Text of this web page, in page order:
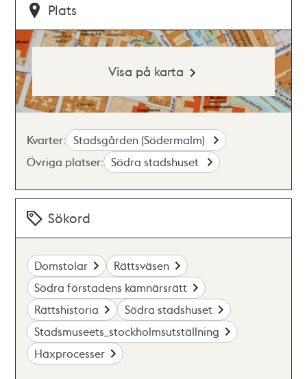
Plats
Visa på karta
Kvarter: Stadsgården (Södermalm)
Övriga platser: Södra stadshuset
Sökord
Domstolar
Rättsväsen
Södra förstadens kämnärsrätt
Rättshistoria
Södra stadshuset
Stadsmuseets_stockholmsutställning
Häxprocesser